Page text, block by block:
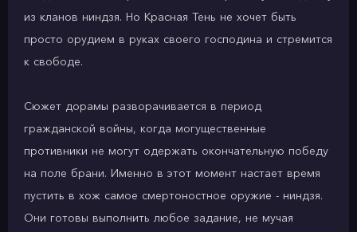
из кланов ниндзя. Но Красная Тень не хочет быть
просто орудием в руках своего господина и стремится
к свободе.
Сюжет дорамы разворачивается в период
гражданской войны, когда могущественные
противники не могут одержать окончательную победу
на поле брани. Именно в этот момент настает время
пустить в хож самое смертоностное оружие - ниндзя.
Они готовы выполнить любое задание, не мучая